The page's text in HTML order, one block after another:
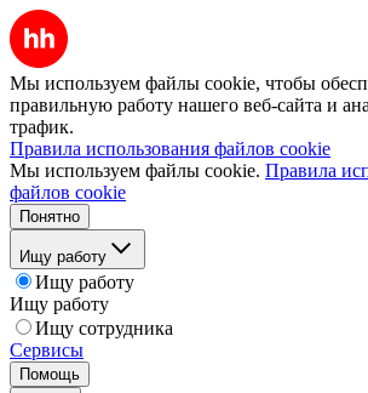
Мы используем файлы cookie, чтобы
правильную работу нашего веб-сайта и
трафик.
Правила использования файлов cookie
Мы используем файлы cookie. Правила
файлов cookie
Понятно
Ищу работу
Ищу работу
Ищу работу
Ищу сотрудника
Сервисы
Помощь